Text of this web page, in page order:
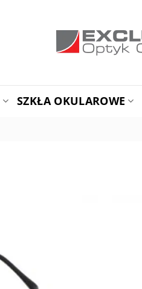
SZKŁA OKULAROWE